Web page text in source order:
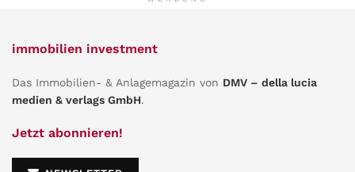
immobilien investment
Das Immobilien- & Anlagemagazin von DMV – della lucia
medien & verlags GmbH.
Jetzt abonnieren!